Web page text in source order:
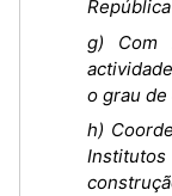
g) Com
o grau
h)